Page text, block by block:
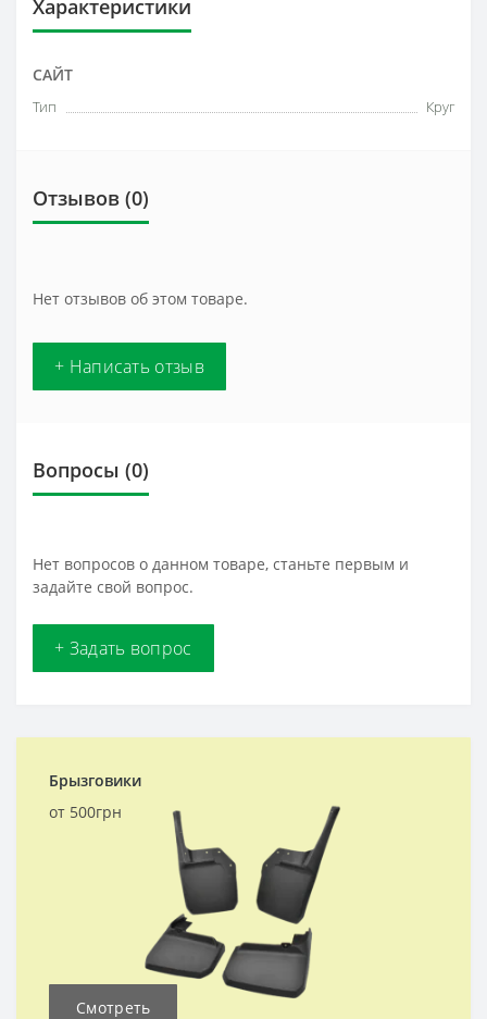
Характеристики
САЙТ
Тип Круг
Отзывов (0)
Нет отзывов об этом товаре.
+ Написать отзыв
Вопросы (0)
Нет вопросов о данном товаре, станьте первым и
задайте свой вопрос.
+ Задать вопрос
Брызговики
от 500грн
Смотреть